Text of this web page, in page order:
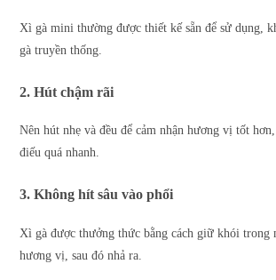
Xì gà mini thường được thiết kế sẵn để sử dụng,
gà truyền thống.
2. Hút chậm rãi
Nên hút nhẹ và đều để cảm nhận hương vị tốt
điếu quá nhanh.
3. Không hít sâu vào phổi
Xì gà được thưởng thức bằng cách giữ khói trong
hương vị, sau đó nhả ra.